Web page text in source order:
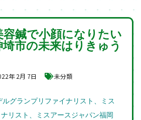
鍼で小顔になりたい
市の未来はりきゅう
年 2月 7日 未分類
ルグランプリファイナリスト、ミス
リスト、ミスアースジャパン福岡